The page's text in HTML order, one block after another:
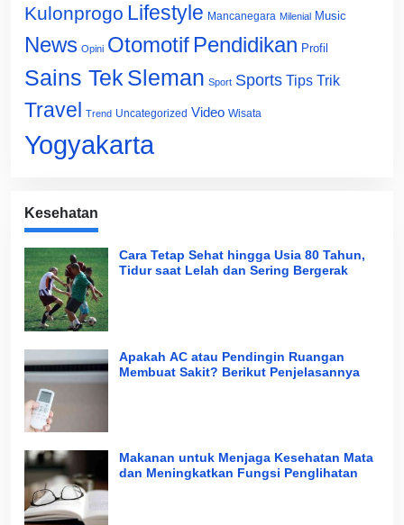
Kulonprogo Lifestyle Mancanegara Milenial Music
News Opini Otomotif Pendidikan Profil
Sains Tek Sleman Sport Sports Tips Trik
Travel Trend Uncategorized Video Wisata
Yogyakarta
Kesehatan
Cara Tetap Sehat hingga Usia 80 Tahun,
Tidur saat Lelah dan Sering Bergerak
Apakah AC atau Pendingin Ruangan
Membuat Sakit? Berikut Penjelasannya
Makanan untuk Menjaga Kesehatan Mata
dan Meningkatkan Fungsi Penglihatan